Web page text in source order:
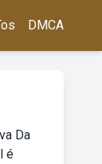
DMCA
Da
é